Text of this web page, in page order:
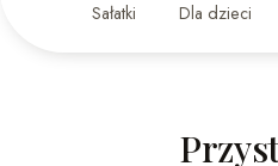
Sałatki Dla dzieci